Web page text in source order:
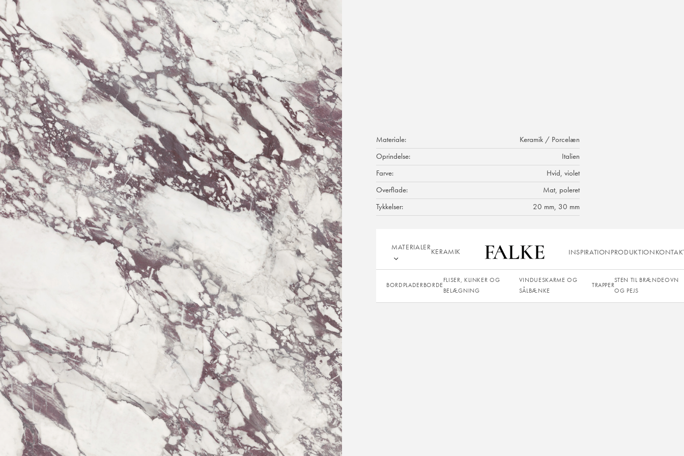
Materiale:
Keramik / Porcelæn
Oprindelse:
Italien
Farve:
Hvid, violet
Overflade:
Mat, poleret
Tykkelser:
20 mm, 30 mm
SEND FORESPØRGSEL
MATERIALER
KERAMIK INSPIRATIONPRODUKTION
BORDPLADERBORDE
FLISER, KLINKER OG
BELÆGNING
VINDUESKARME OG
SÅLBÆNKE
TRAPPER
STEN TIL BRÆNDEOVN
OG PEJS